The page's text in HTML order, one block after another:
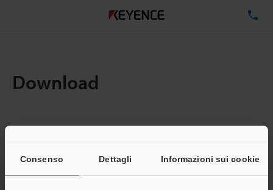
Consenso Dettagli Informazioni sui cookie
Download
Quantita: 1Dimensioni file totali:0.71MB